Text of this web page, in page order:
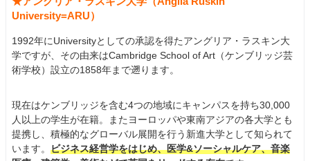
University=ARU）
1992年にUniversityとしての承認を得たアングリア・ラスキン大
学ですが、その由来はCambridge School of Art（ケンブリッジ芸
術学校）設立の1858年まで遡ります。
現在はケンブリッジを含む4つの地域にキャンパスを持ち30,000
人以上の学生が在籍。またヨーロッパや東南アジアの各大学とも
提携し、積極的なグローバル展開を行う新進大学として知られて
います。 ビジネス経営学をはじめ、医学&ソーシャルケア、音楽